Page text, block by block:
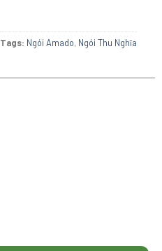
Tags: Ngói Amado, Ngói Thu Nghĩa